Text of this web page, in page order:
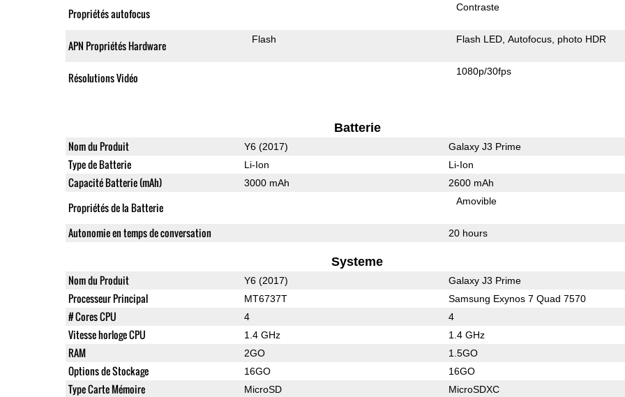
Propriétés autofocus Contraste
APN Propriétés Hardware Flash Flash LED Autofocus photo HDR
Résolutions Vidéo 1080p/30fps
Batterie
Nom du Produit Y6 (2017) Galaxy J3 Prime
Type de Batterie Li-Ion Li-Ion
Capacité Batterie (mAh) 3000 mAh 2600 mAh
Propriétés de la Batterie Amovible
Autonomie en temps de conversation 20 hours
Systeme
Nom du Produit Y6 (2017) Galaxy J3 Prime
Processeur Principal MT6737T Samsung Exynos 7 Quad 7570
# Cores CPU 4 4
Vitesse horloge CPU 1.4 GHz 1.4 GHz
RAM 2GO 1.5GO
Options de Stockage 16GO 16GO
Type Carte Mémoire MicroSD MicroSDXC